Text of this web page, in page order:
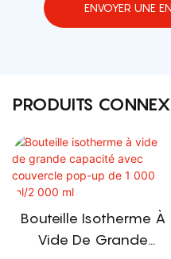
ENVOYER UNE
PRODUITS
Bouteille Isotherme À
Vide De Grande